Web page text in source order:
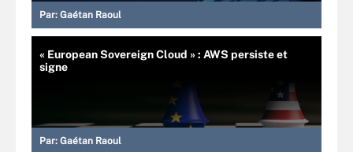
Par: Gaétan Raoul
« European Sovereign Cloud » : AWS persiste et
signe
Par: Gaétan Raoul